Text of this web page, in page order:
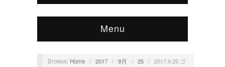
Menu
Browse: Home / 2017 / 9月 / 25 /
2017.9.25 ゴ